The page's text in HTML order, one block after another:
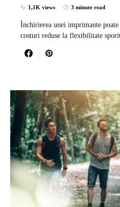
1,1K views 3 minute read
Închirierea unei imprimante
costuri reduse la flexibilitate